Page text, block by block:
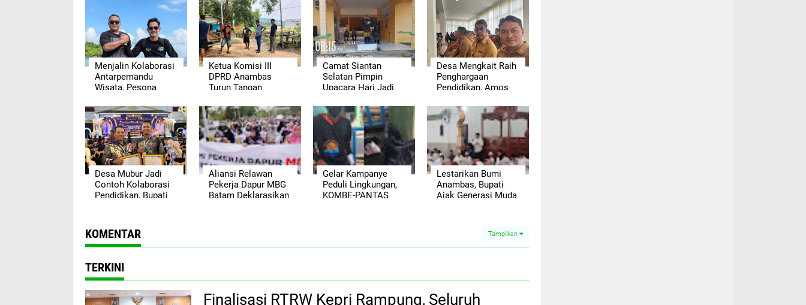
Menjalin Kolaborasi
Antarpemandu
Wisata, Pesona
Rekomendasikan
Pesona Anambas
Layani Wisatawan
Malaysia
Ketua Komisi III
DPRD Anambas
Turun Tangan
Masuk RSUD
dengan Batu Split,
Prihatin Warga
Kerap Terjatuh Saat
Hujan
Camat Siantan
Selatan Pimpin
Upacara Hari Jadi
Lansia Terima
Kacamata Baca
Gratis
Desa Mengkait Raih
Penghargaan
Pendidikan, Amos
Desa dalam
Mendorong
Kemajuan Generasi
Muda
Desa Mubur Jadi
Contoh Kolaborasi
Pendidikan, Bupati
Bergengsi
Aliansi Relawan
Pekerja Dapur MBG
Batam Deklarasikan
Gelar Kampanye
Peduli Lingkungan,
KOMBE-PANTAS
Lestarikan Bumi
Anambas, Bupati
Ajak Generasi Muda
KOMENTAR Tampilkan
TERKINI
Finalisasi RTRW Kepri Rampung, Seluruh